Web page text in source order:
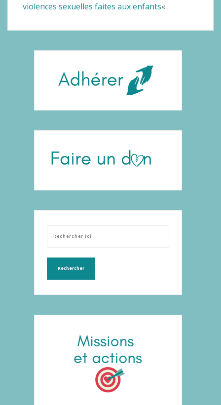
violences sexuelles faites aux enfants« .